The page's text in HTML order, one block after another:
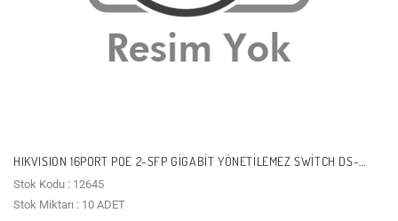
HIKVISION 16PORT POE 2-SFP GIGABIT YÖNETILEMEZ SWITCH DS-
3E0518P-E/M
Stok Kodu : 12645
Stok Miktarı : 10 ADET